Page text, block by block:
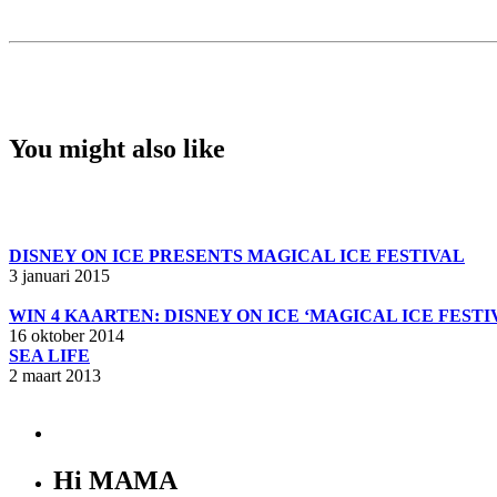
You might also like
DISNEY ON ICE PRESENTS MAGICAL ICE FESTIVAL
3 januari 2015
WIN 4 KAARTEN: DISNEY ON ICE ‘MAGICAL ICE
16 oktober 2014
SEA LIFE
2 maart 2013
Hi MAMA